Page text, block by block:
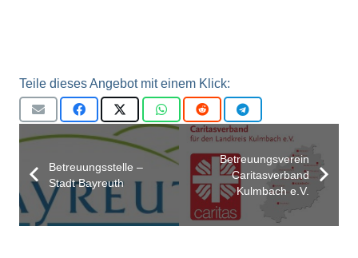
Teile dieses Angebot mit einem Klick:
Betreuungsstelle –
Stadt Bayreuth
Betreuungsverein
Caritasverband
Kulmbach e.V.